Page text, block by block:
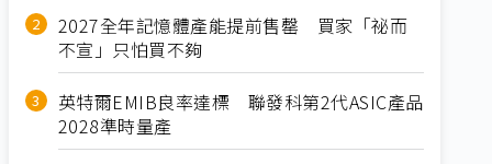
2027全年記憶體產能提前售罄 買家「祕而
不宣」只怕買不夠
英特爾EMIB良率達標 聯發科第2代ASIC產品
2028準時量產